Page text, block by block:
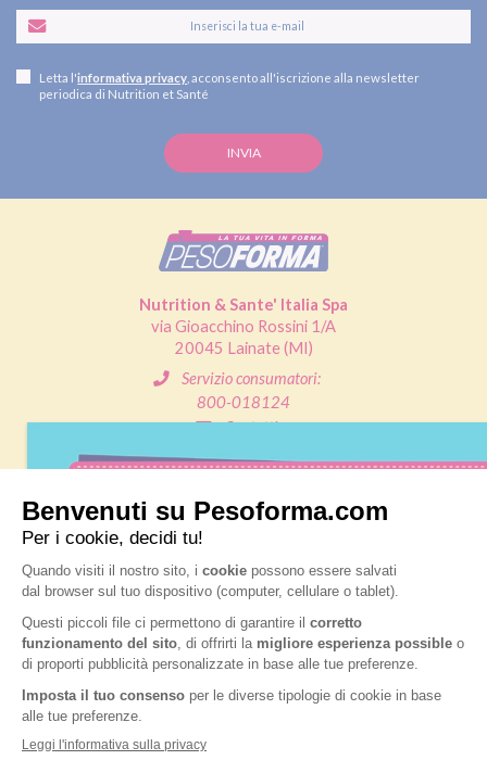
Letta l'informativa privacy , acconsento all'iscrizione alla newsletter
periodica di Nutrition et Santé
Nutrition & Sante' Italia Spa
via Gioacchino Rossini 1/A
20045 Lainate (MI)
Servizio consumatori:
800-018124
Contatti
ORDINI TELEFONICI
PRODOTTI
LE LINEE
BLOG